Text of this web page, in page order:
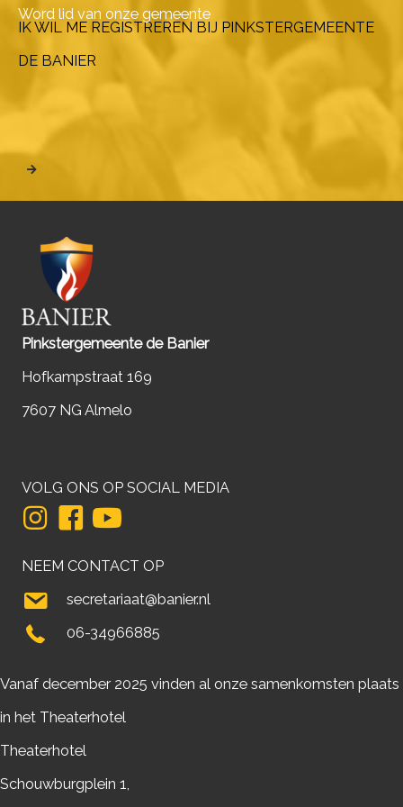
Word lid van onze gemeente
IK WIL ME REGISTREREN BIJ PINKSTERGEMEENTE
DE BANIER
Pinkstergemeente de Banier
Hofkampstraat 169
7607 NG Almelo
VOLG ONS OP SOCIAL MEDIA
NEEM CONTACT OP
secretariaat@banier.nl
06-34966885
Vanaf december 2025 vinden al onze samenkomsten plaats
in het Theaterhotel
Theaterhotel
Schouwburgplein 1,